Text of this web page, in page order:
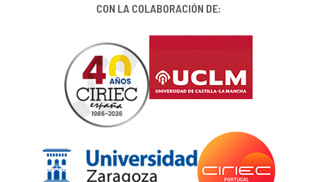
CON LA COLABORACIÓN DE: